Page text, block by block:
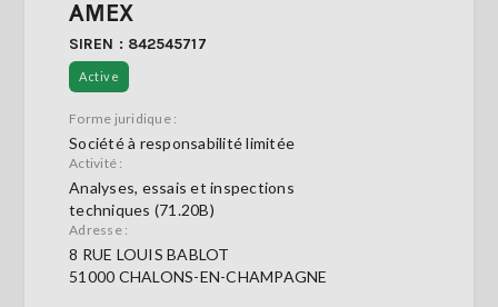
AMEX
SIREN : 842545717
Active
Forme juridique :
Société à responsabilité limitée
Activité :
Analyses, essais et inspections
techniques (71.20B)
Adresse :
8 RUE LOUIS BABLOT
51000 CHALONS-EN-CHAMPAGNE